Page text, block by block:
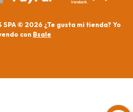
SPA © 2026 ¿Te gusta mi tienda? Yo
con Bsale